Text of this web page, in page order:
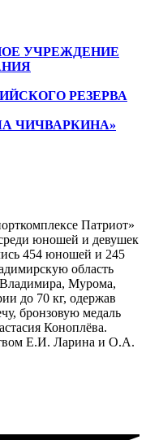
УЧРЕЖДЕНИЕ
РЕЗЕРВА
ЧИЧВАРКИНА»
Патриот»
юношей и девушек
454 юношей и 245
область
Владимира, Мурома,
до 70 кг, одержав
бронзовую медаль
Коноплёва.
Е.И. Ларина и О.А.